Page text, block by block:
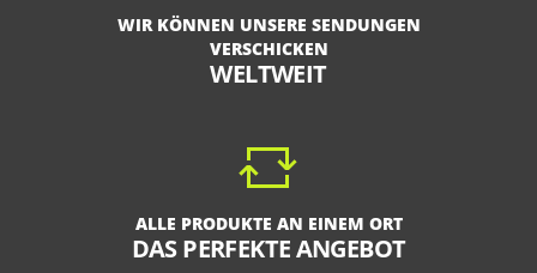
WIR KÖNNEN UNSERE SENDUNGEN
VERSCHICKEN
WELTWEIT
ALLE PRODUKTE AN EINEM ORT
DAS PERFEKTE ANGEBOT